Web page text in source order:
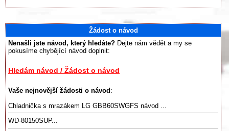
Žádost o návod
Nenašli jste návod, který hledáte? Dejte nám vědět a my se
pokusíme chybějící návod doplnit:
Hledám návod / Žádost o návod
Vaše nejnovější žádosti o návod :
Chladnička s mrazákem LG GBB60SWGFS návod ...
WD-80150SUP...